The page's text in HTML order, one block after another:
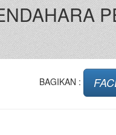
BAGIKAN :